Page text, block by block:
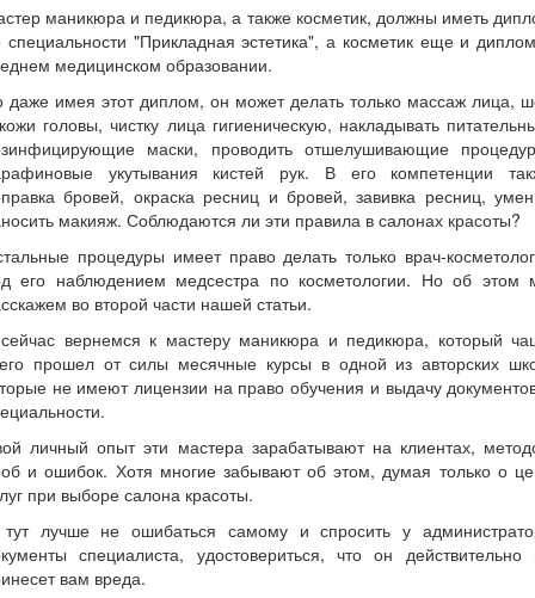
маникюра и педикюра, а также косметик, должны иметь
специальности "Прикладная эстетика", а косметик еще и
медицинском образовании.
даже имея этот диплом, он может делать только массаж лица,
головы, чистку лица гигиеническую, накладывать
маски, проводить отшелушивающие
укутывания кистей рук. В его компетенции
бровей, окраска ресниц и бровей, завивка ресниц,
макияж. Соблюдаются ли эти правила в салонах красоты?
процедуры имеет право делать только врач-
его наблюдением медсестра по косметологии. Но об этом
во второй части нашей статьи.
вернемся к мастеру маникюра и педикюра, который
прошел от силы месячные курсы в одной из авторских
не имеют лицензии на право обучения и выдачу
личный опыт эти мастера зарабатывают на клиентах,
и ошибок. Хотя многие забывают об этом, думая только о
при выборе салона красоты.
лучше не ошибаться самому и спросить у
специалиста, удостовериться, что он действительно
вам вреда.